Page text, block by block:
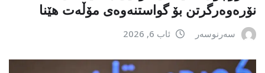
نۆرەوەرگرتن بۆ گواستنەوەی مۆڵەت هێنا
سەرنوسەر ئاب 6, 2026